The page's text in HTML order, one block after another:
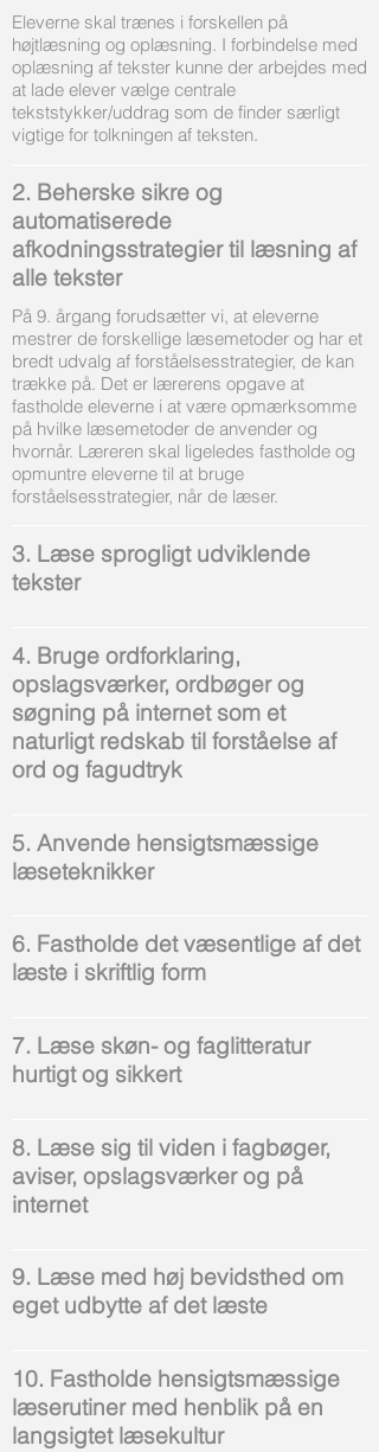
Eleverne skal trænes i forskellen på
højtlæsning og oplæsning. I forbindelse med
oplæsning af tekster kunne der arbejdes med
at lade elever vælge centrale
tekststykker/uddrag som de finder særligt
vigtige for tolkningen af teksten.
2. Beherske sikre og
automatiserede
afkodningsstrategier til læsning af
alle tekster
På 9. årgang forudsætter vi, at eleverne
mestrer de forskellige læsemetoder og har et
bredt udvalg af forståelsesstrategier, de kan
trække på. Det er lærerens opgave at
fastholde eleverne i at være opmærksomme
på hvilke læsemetoder de anvender og
hvornår. Læreren skal ligeledes fastholde og
opmuntre eleverne til at bruge
forståelsesstrategier, når de læser.
3. Læse sprogligt udviklende
tekster
4. Bruge ordforklaring,
opslagsværker, ordbøger og
søgning på internet som et
naturligt redskab til forståelse af
ord og fagudtryk
5. Anvende hensigtsmæssige
læseteknikker
6. Fastholde det væsentlige af det
læste i skriftlig form
7. Læse skøn- og faglitteratur
hurtigt og sikkert
8. Læse sig til viden i fagbøger,
aviser, opslagsværker og på
internet
9. Læse med høj bevidsthed om
eget udbytte af det læste
10. Fastholde hensigtsmæssige
læserutiner med henblik på en
langsigtet læsekultur